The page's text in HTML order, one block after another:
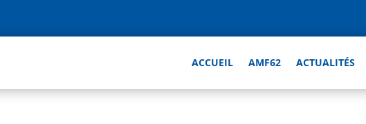
ACCUEIL AMF62 ACTUALITÉS